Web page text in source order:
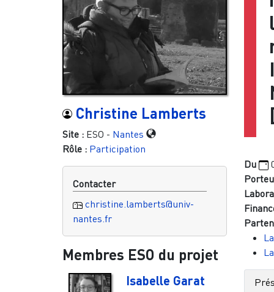
Christine Lamberts
Site : ESO - Nantes
Rôle : Participation
Contacter
christine.lamberts@univ-
nantes.fr
Membres ESO du projet
Isabelle Garat
Du